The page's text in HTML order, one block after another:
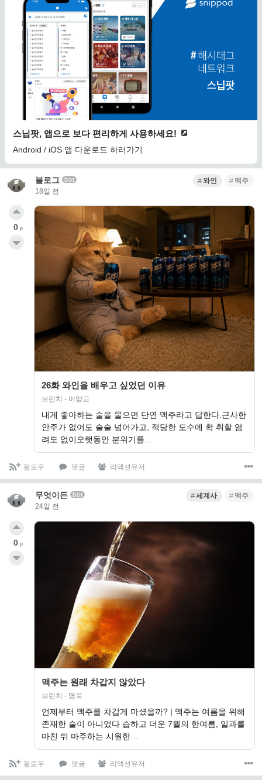
스닙팟, 앱으로 보다 편리하게 사용하세요!
Android / iOS 앱 다운로드 하러가기
블로그 bot
18일 전
와인 맥주
26화 와인을 배우고 싶었던 이유
브런치 - 이양고
내게 좋아하는 술을 물으면 단연 맥주라고 답한다.근사한
안주가 없어도 술술 넘어가고, 적당한 도수에 확 취할 염
려도 없이오랫동안 분위기를…
0 p
팔로우 댓글 리액션유저
무엇이든 bot
24일 전
세계사 맥주
맥주는 원래 차갑지 않았다
브런치 - 명욱
언제부터 맥주를 차갑게 마셨을까? | 맥주는 여름을 위해
존재한 술이 아니었다 습하고 더운 7월의 한여름, 일과를
마친 뒤 마주하는 시원한…
0 p
팔로우 댓글 리액션유저